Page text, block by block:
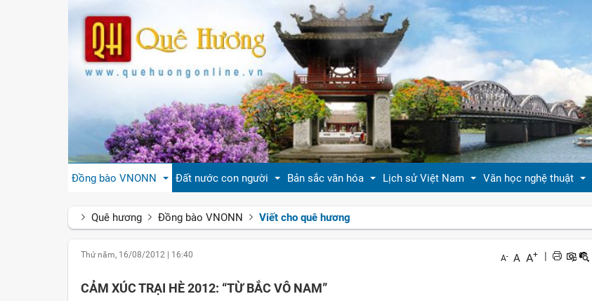
Đồng bào VNONN Đất nước con người Bản sắc văn hóa Lịch sử Việt Nam Văn học nghệ thuật
Quê hương Đồng bào VNONN Viết cho quê hương
Thứ năm, 16/08/2012 16:40 A- A A+
CẢM XÚC TRẠI HÈ 2012: “TỪ BẮC VÔ NAM”